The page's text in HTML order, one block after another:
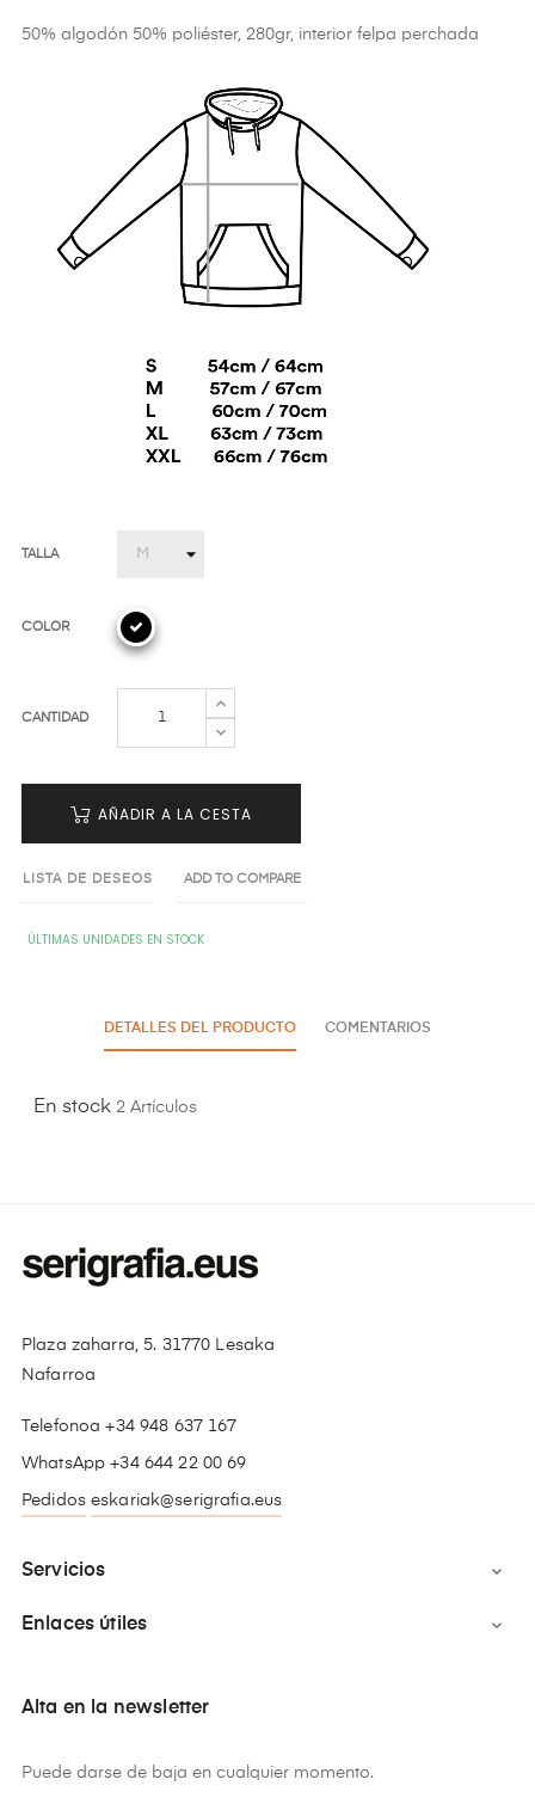
50% algodón 50% poliéster, 280gr, interior felpa perchada
TALLA
COLOR
CANTIDAD
AÑADIR A LA CESTA
LISTA DE DESEOS ADD TO COMPARE
ÚLTIMAS UNIDADES EN STOCK
DETALLES DEL PRODUCTO COMENTARIOS
En stock 2 Artículos
Plaza zaharra, 5. 31770 Lesaka
Nafarroa
Telefonoa +34 948 637 167
WhatsApp +34 644 22 00 69
Pedidos eskariak@serigrafia.eus
Servicios 
Enlaces útiles 
Alta en la newsletter
Puede darse de baja en cualquier momento.